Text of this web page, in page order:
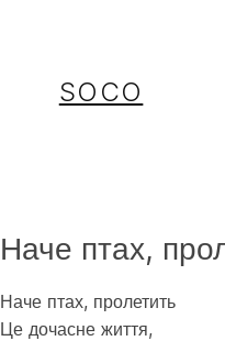
SOCO
Наче птах,
Наче птах, пролетить
Це дочасне життя,